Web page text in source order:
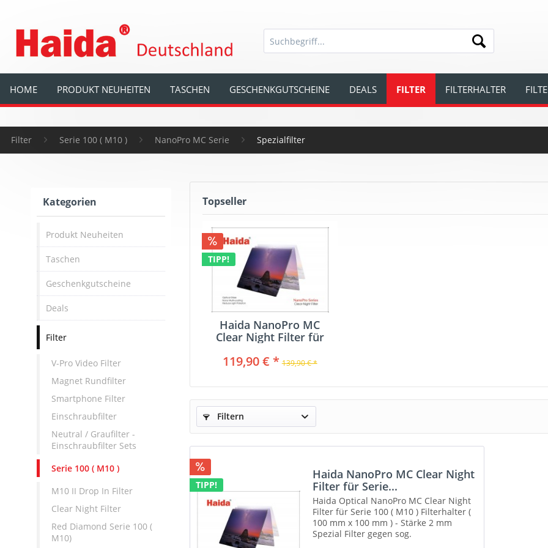
HOME PRODUKT NEUHEITEN TASCHEN GESCHENKGUTSCHEINE DEALS FILTER FILTERHALTER
Filter Serie 100 ( M10 ) NanoPro MC Serie Spezialfilter
Kategorien
Produkt Neuheiten
Taschen
Geschenkgutscheine
Deals
Filter
V-Pro Video Filter
Magnet Rundfilter
Smartphone Filter
Einschraubfilter
Neutral / Graufilter -
Einschraubfilter Sets
Serie 100 ( M10 )
M10 II Drop In Filter
Clear Night Filter
Red Diamond Serie 100 (
M10)
Topseller
TIPP!
Haida NanoPro MC
Clear Night Filter für
119,90 € * 139,90 € *
Filtern
TIPP!
Haida NanoPro MC Clear Night
Filter für Serie...
Haida Optical NanoPro MC Clear Night
Filter für Serie 100 ( M10 ) Filterhalter (
100 mm x 100 mm ) - Stärke 2 mm
Spezial Filter gegen sog.